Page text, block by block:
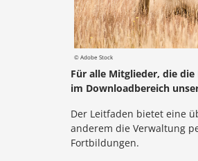
© Adobe Stock
Für alle Mitglieder, die
im Downloadbereich
Der Leitfaden bietet eine
anderem die Verwaltung
Fortbildungen.